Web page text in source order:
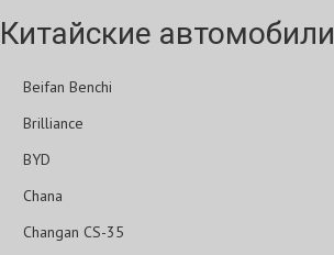
Китайские автомобили
Beifan Benchi
Brilliance
BYD
Chana
Changan CS-35